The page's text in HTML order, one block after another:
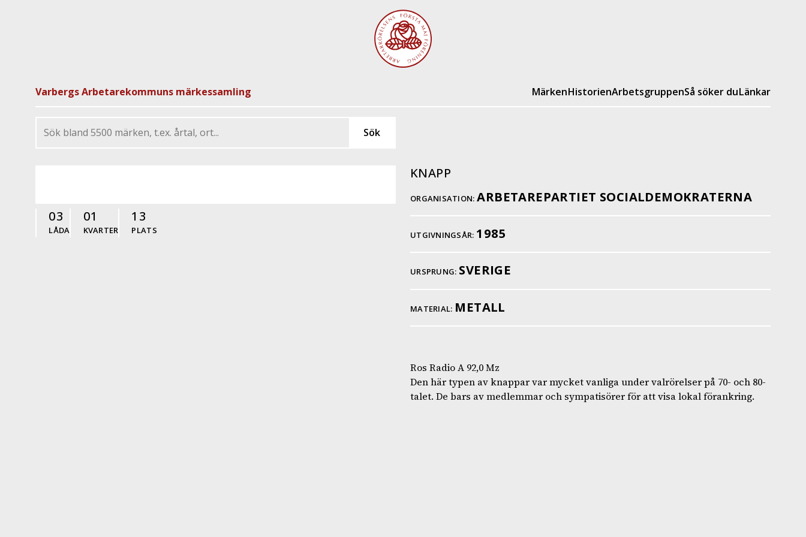
Varbergs Arbetarekommuns märkessamling MärkenHistorienArbetsgruppenSå söker duLänkar
03
LÅDA
01
KVARTER
13
PLATS
KNAPP
ORGANISATION: ARBETAREPARTIET SOCIALDEMOKRATERNA
UTGIVNINGSÅR: 1985
URSPRUNG: SVERIGE
MATERIAL: METALL
Ros Radio A 92,0 Mz
Den här typen av knappar var mycket vanliga under valrörelser på 70- och 80-
talet. De bars av medlemmar och sympatisörer för att visa lokal förankring.